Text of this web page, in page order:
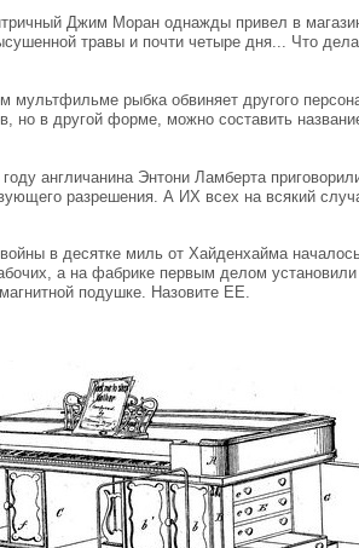
Джим Моран однажды привел в
травы и почти четыре дня... Что
мультфильме рыбка обвиняет другого
но в другой форме, можно составить
англичанина Энтони Ламберта
разрешения. А ИХ всех на всякий
в десятке миль от Хайденхайма
а на фабрике первым делом
подушке. Назовите ЕЕ.